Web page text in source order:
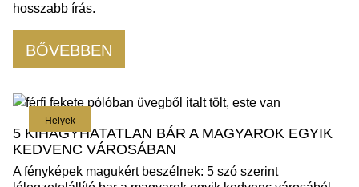
hosszabb írás.
BŐVEBBEN
Helyek
5 KIHAGYHATATLAN BÁR A MAGYAROK EGYIK
KEDVENC VÁROSÁBAN
A fényképek magukért beszélnek: 5 szó szerint